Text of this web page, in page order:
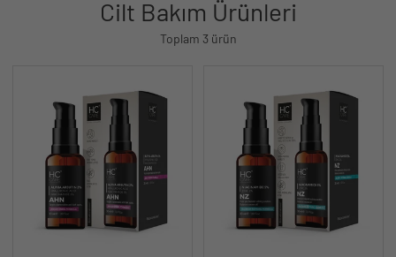
Cilt Bakım Ürünleri
Toplam 3 ürün